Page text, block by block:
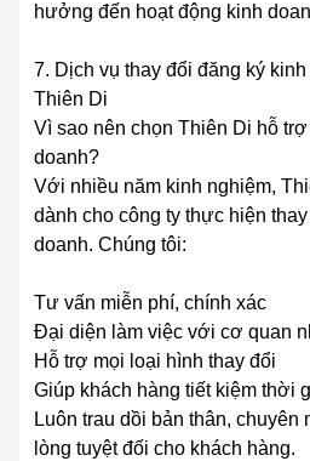
hưởng đến hoạt động kinh
7. Dịch vụ thay đổi đăng ký
Thiên Di
Vì sao nên chọn Thiên Di hỗ
doanh?
Với nhiều năm kinh nghiệm,
dành cho công ty thực hiện
doanh. Chúng tôi:
Tư vấn miễn phí, chính xác
Đại diện làm việc với cơ quan
Hỗ trợ mọi loại hình thay đổi
Giúp khách hàng tiết kiệm thời
Luôn trau dồi bản thân,
lòng tuyệt đối cho khách hàng.